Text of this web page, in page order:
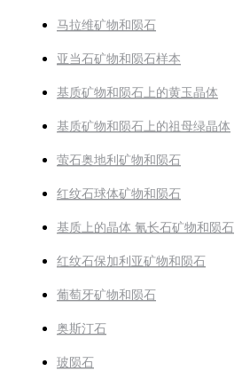
马拉维矿物和陨石
亚当石矿物和陨石样本
基质矿物和陨石上的黄玉晶体
基质矿物和陨石上的祖母绿晶体
萤石奥地利矿物和陨石
红纹石球体矿物和陨石
基质上的晶体 氰长石矿物和陨石
红纹石保加利亚矿物和陨石
葡萄牙矿物和陨石
奥斯汀石
玻陨石